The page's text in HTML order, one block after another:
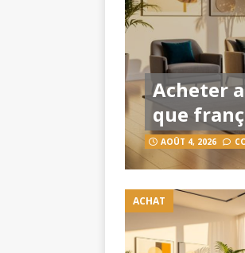
Acheter
que
AOÛT 4, 2026
ACHAT